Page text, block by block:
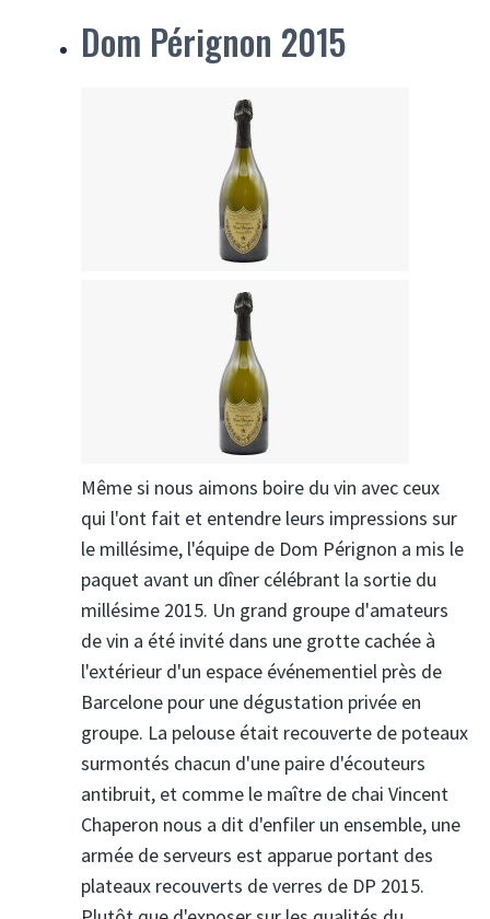
Dom Pérignon 2015
Même si nous aimons boire du vin avec ceux
qui l'ont fait et entendre leurs impressions sur
le millésime, l'équipe de Dom Pérignon a mis le
paquet avant un dîner célébrant la sortie du
millésime 2015. Un grand groupe d'amateurs
de vin a été invité dans une grotte cachée à
l'extérieur d'un espace événementiel près de
Barcelone pour une dégustation privée en
groupe. La pelouse était recouverte de poteaux
surmontés chacun d'une paire d'écouteurs
antibruit, et comme le maître de chai Vincent
Chaperon nous a dit d'enfiler un ensemble, une
armée de serveurs est apparue portant des
plateaux recouverts de verres de DP 2015.